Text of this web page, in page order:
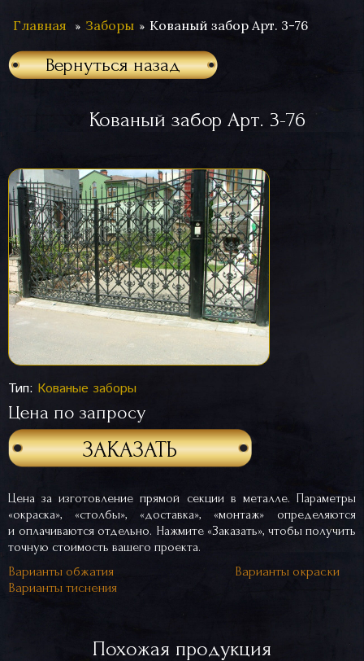
Главная Заборы Кованый забор Арт. 3-76
Вернуться назад
Кованый забор Арт. 3-76
Тип: Кованые заборы
Цена по запросу
ЗАКАЗАТЬ
Цена за изготовление прямой секции в металле. Параметры
«окраска», «столбы», «доставка», «монтаж» определяются
и оплачиваются отдельно. Нажмите «Заказать», чтобы получить
точную стоимость вашего проекта.
Варианты обжатия
Варианты окраски
Варианты тиснения
Похожая продукция